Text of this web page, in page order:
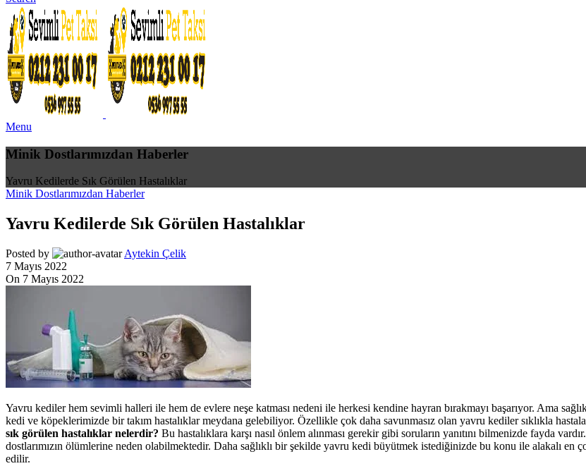
Menu
Minik Dostlarımızdan Haberler
Yavru Kedilerde Sık Görülen Hastalıklar
Minik Dostlarımızdan Haberler
Yavru Kedilerde Sık Görülen Hastalıklar
Posted by
Aytekin Çelik
7 Mayıs 2022
On 7 Mayıs 2022
Yavru kediler hem sevimli halleri ile hem de evlere neşe katması nedeni ile herkesi kendine hayran bırakmayı başarıyor. Ama
kedi ve köpeklerimizde bir takım hastalıklar meydana gelebiliyor. Özellikle çok daha savunmasız olan yavru kediler sıklıkla
sık görülen hastalıklar nelerdir? Bu hastalıklara karşı nasıl önlem alınması gerekir gibi soruların yanıtını bilmenizde fayda
dostlarımızın ölümlerine neden olabilmektedir. Daha sağlıklı bir şekilde yavru kedi büyütmek istediğinizde bu konu ile alakalı en
edilir.